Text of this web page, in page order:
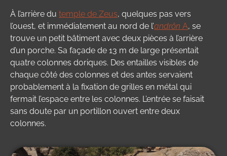
À l’arrière du temple de Zeus, quelques pas vers
l’ouest, et immédiatement au nord de l’andrôn A, se
trouve un petit bâtiment avec deux pièces à l’arrière
d’un porche. Sa façade de 13 m de large présentait
quatre colonnes doriques. Des entailles visibles de
chaque côté des colonnes et des antes servaient
probablement à la fixation de grilles en métal qui
fermait l’espace entre les colonnes. L’entrée se faisait
sans doute par un portillon ouvert entre deux
colonnes.